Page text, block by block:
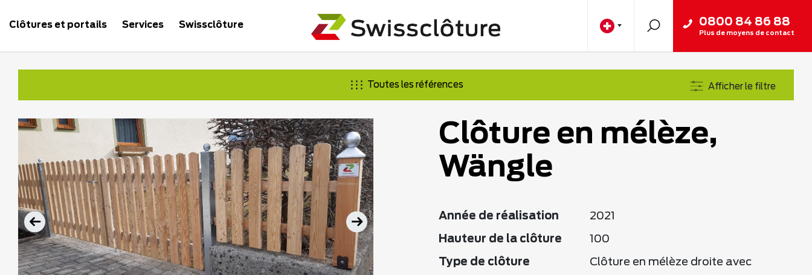
Clôtures et portails Services Swissclôture 0800 84 86 88
Plus de moyens de contact
Toutes les références Afficher le filtre
Clôture en mélèze,
Wängle
Année de réalisation 2021
Hauteur de la clôture 100
Type de clôture
Clôture en mélèze droite avec